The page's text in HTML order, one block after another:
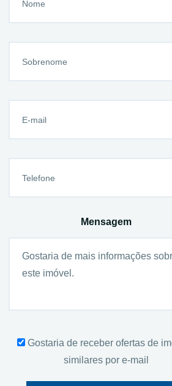
Mensagem
Gostaria de receber ofertas de
similares por e-mail